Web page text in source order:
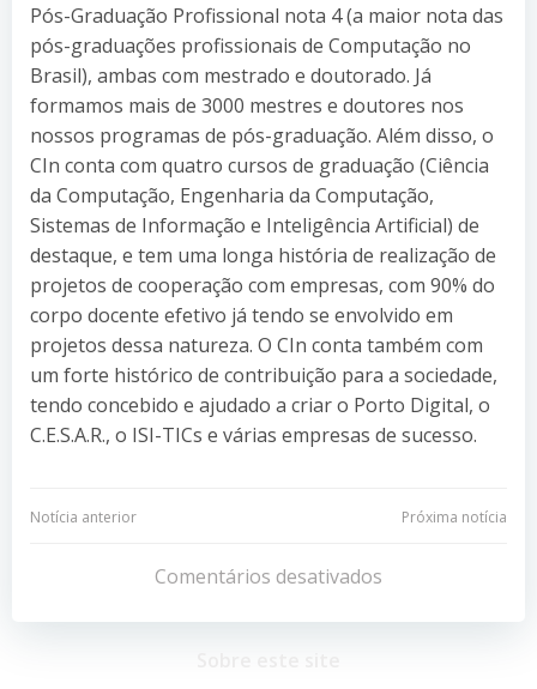
Pós-Graduação Profissional nota 4 (a maior nota das
pós-graduações profissionais de Computação no
Brasil), ambas com mestrado e doutorado. Já
formamos mais de 3000 mestres e doutores nos
nossos programas de pós-graduação. Além disso, o
CIn conta com quatro cursos de graduação (Ciência
da Computação, Engenharia da Computação,
Sistemas de Informação e Inteligência Artificial) de
destaque, e tem uma longa história de realização de
projetos de cooperação com empresas, com 90% do
corpo docente efetivo já tendo se envolvido em
projetos dessa natureza. O CIn conta também com
um forte histórico de contribuição para a sociedade,
tendo concebido e ajudado a criar o Porto Digital, o
C.E.S.A.R., o ISI-TICs e várias empresas de sucesso.
Navegação
Post
Notícia anterior
Navegação
de
Post
Próxima notícia
Comentários desativados